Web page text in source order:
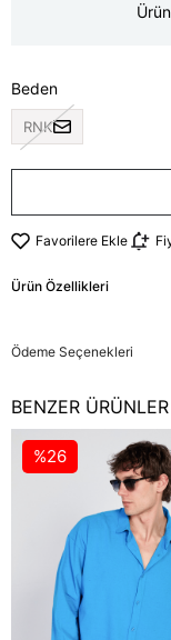
Beden
RNK
Favorilere Ekle
Ürün Özellikleri
Ödeme Seçenekleri
BENZER ÜRÜNLER
%26